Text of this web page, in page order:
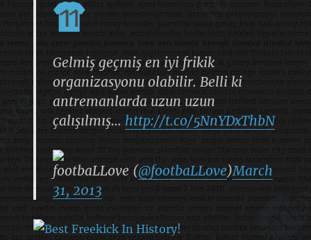
Gelmiş geçmiş en iyi frikik
organizasyonu olabilir. Belli ki
antremanlarda uzun uzun
çalışılmış… http://t.co/5NnYDxThbN
footbaLLove (@footbaLLove)March
31, 2013